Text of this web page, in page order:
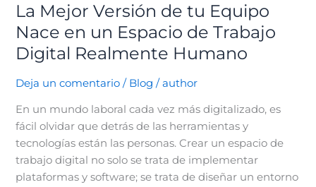
La Mejor Versión de tu Equipo
Nace en un Espacio de Trabajo
Digital Realmente Humano
Deja un comentario / Blog /author
En un mundo laboral cada vez más digitalizado, es
fácil olvidar que detrás de las herramientas y
tecnologías están las personas. Crear un espacio de
trabajo digital no solo se trata de implementar
plataformas y software; se trata de diseñar un entorno
de
Trabajo
Digital
Realmente
Humano